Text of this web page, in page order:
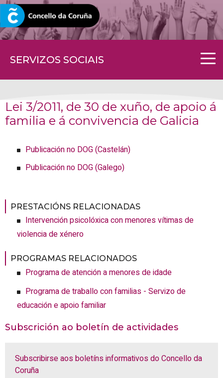
SERVIZOS SOCIAIS
CORUNA.GAL
Lei 3/2011, de 30 de xuño, de apoio á
familia e á convivencia de Galicia
Publicación no DOG (Castelán)
Publicación no DOG (Galego)
PRESTACIÓNS RELACIONADAS
Intervención psicolóxica con menores vítimas de
violencia de xénero
PROGRAMAS RELACIONADOS
Programa de atención a menores de idade
Programa de traballo con familias - Servizo de
educación e apoio familiar
Subscrición ao boletín de actividades
Subscribirse aos boletíns informativos do Concello da
Coruña